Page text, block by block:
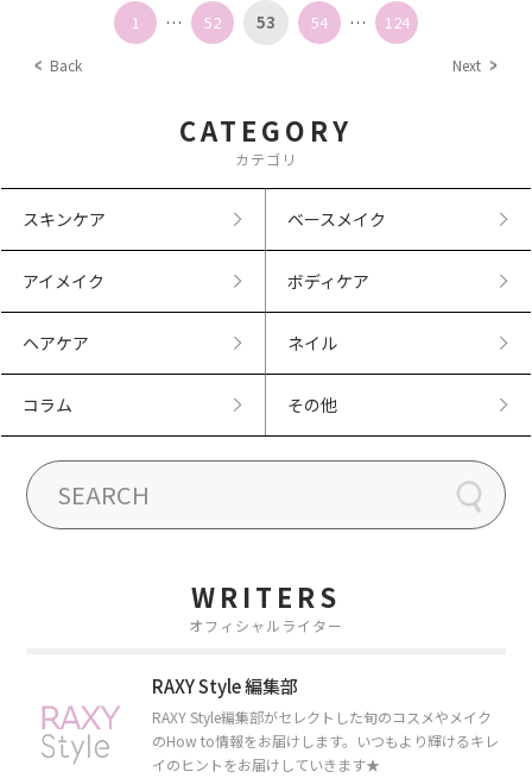
Back
1 … 52 53 54 … 124
Next
CATEGORY
カテゴリ
スキンケア ベースメイク
アイメイク ボディケア
ヘアケア ネイル
コラム その他
WRITERS
オフィシャルライター
RAXY Style 編集部
RAXY Style編集部がセレクトした旬のコスメやメイク
のHow to情報をお届けします。いつもより輝けるキレ
イのヒントをお届けしていきます★